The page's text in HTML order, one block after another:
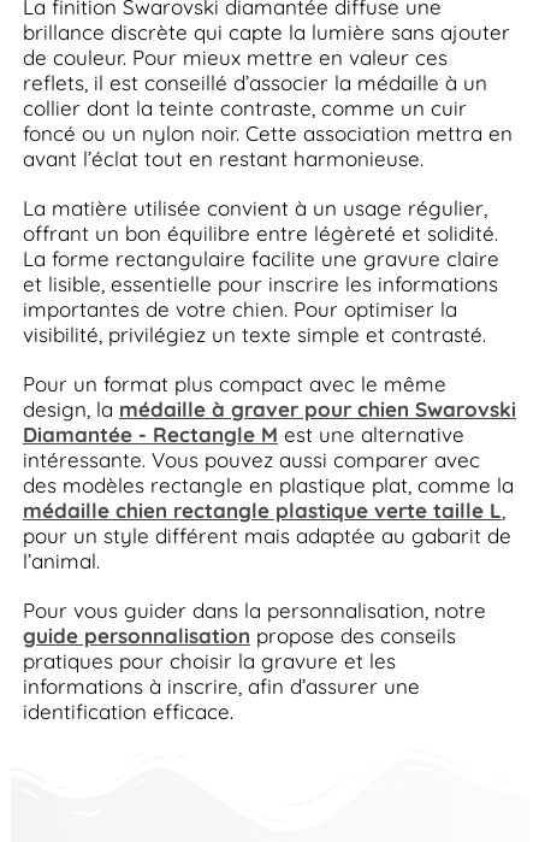
La finition Swarovski diamantée diffuse une
brillance discrète qui capte la lumière sans ajouter
de couleur. Pour mieux mettre en valeur ces
reflets, il est conseillé d’associer la médaille à un
collier dont la teinte contraste, comme un cuir
foncé ou un nylon noir. Cette association mettra en
avant l’éclat tout en restant harmonieuse.
La matière utilisée convient à un usage régulier,
offrant un bon équilibre entre légèreté et solidité.
La forme rectangulaire facilite une gravure claire
et lisible, essentielle pour inscrire les informations
importantes de votre chien. Pour optimiser la
visibilité, privilégiez un texte simple et contrasté.
Pour un format plus compact avec le même
design, la médaille à graver pour chien Swarovski
Diamantée - Rectangle M est une alternative
intéressante. Vous pouvez aussi comparer avec
des modèles rectangle en plastique plat, comme la
médaille chien rectangle plastique verte taille L,
pour un style différent mais adaptée au gabarit de
l’animal.
Pour vous guider dans la personnalisation, notre
guide personnalisation propose des conseils
pratiques pour choisir la gravure et les
informations à inscrire, afin d’assurer une
identification efficace.